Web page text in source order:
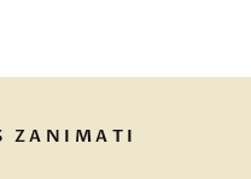
ZANIMATI